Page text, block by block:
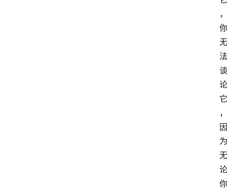
，
你
无
法
谈
论
它
，
因
为
无
论
你